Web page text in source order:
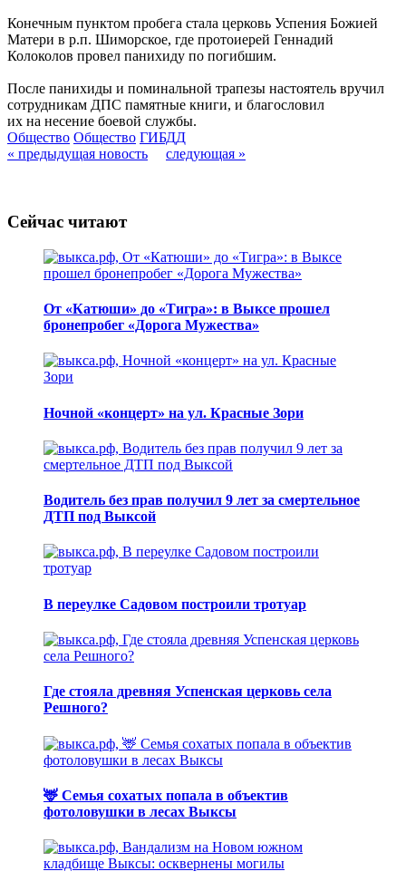
Конечным пунктом пробега стала церковь Успения Божией
Матери в р.п. Шиморское, где протоиерей Геннадий
Колоколов провел панихиду по погибшим.
После панихиды и поминальной трапезы настоятель вручил
сотрудникам ДПС памятные книги, и благословил
их на несение боевой службы.
Общество Общество ГИБДД
« предыдущая новость
следующая »
Сейчас читают
От «Катюши» до «Тигра»: в Выксе прошел
бронепробег «Дорога Мужества»
Ночной «концерт» на ул. Красные Зори
Водитель без прав получил 9 лет за смертельное
ДТП под Выксой
В переулке Садовом построили тротуар
Где стояла древняя Успенская церковь села
Решного?
🦌 Семья сохатых попала в объектив
фотоловушки в лесах Выксы